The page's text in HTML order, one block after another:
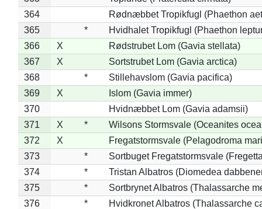
364
Rødnæbbet Tropikfugl (Phaethon
365
*
Hvidhalet Tropikfugl (Phaethon
366
X
Rødstrubet Lom (Gavia stellata)
367
X
Sortstrubet Lom (Gavia arctica)
368
*
Stillehavslom (Gavia pacifica)
369
X
Islom (Gavia immer)
370
Hvidnæbbet Lom (Gavia adamsii)
371
X *
Wilsons Stormsvale (Oceanites
372
X
Fregatstormsvale (Pelagodroma
373
*
Sortbuget Fregatstormsvale
374
*
Tristan Albatros (Diomedea
375
*
Sortbrynet Albatros (Thalassarche
376
*
Hvidkronet Albatros (Thalassarche